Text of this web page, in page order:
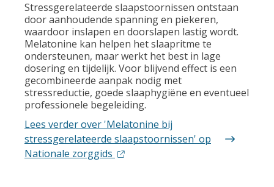
Stressgerelateerde slaapstoornissen ontstaan
door aanhoudende spanning en piekeren,
waardoor inslapen en doorslapen lastig wordt.
Melatonine kan helpen het slaapritme te
ondersteunen, maar werkt het best in lage
dosering en tijdelijk. Voor blijvend effect is een
gecombineerde aanpak nodig met
stressreductie, goede slaaphygiëne en eventueel
professionele begeleiding.
Lees verderover 'Melatonine bij
stressgerelateerde slaapstoornissen' op
Nationale zorggids